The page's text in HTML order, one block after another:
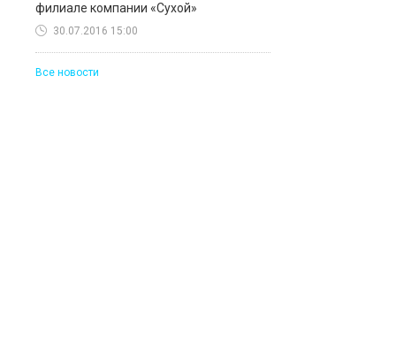
филиале компании «Сухой»
30.07.2016 15:00
Все новости